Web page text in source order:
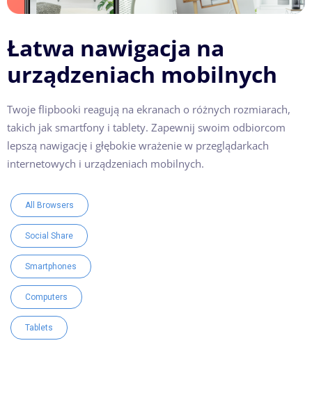
Łatwa nawigacja na
urządzeniach mobilnych
Twoje flipbooki reagują na ekranach o różnych rozmiarach,
takich jak smartfony i tablety. Zapewnij swoim odbiorcom
lepszą nawigację i głębokie wrażenie w przeglądarkach
internetowych i urządzeniach mobilnych.
All Browsers
Social Share
Smartphones
Computers
Tablets